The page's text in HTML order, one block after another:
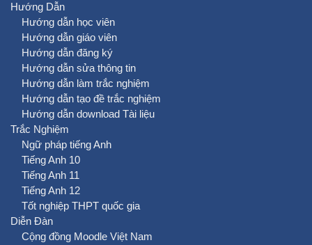
Hướng Dẫn
Hướng dẫn học viên
Hướng dẫn giáo viên
Hướng dẫn đăng ký
Hướng dẫn sửa thông tin
Hướng dẫn làm trắc nghiệm
Hướng dẫn tạo đề trắc nghiệm
Hướng dẫn download Tài liệu
Trắc Nghiệm
Ngữ pháp tiếng Anh
Tiếng Anh 10
Tiếng Anh 11
Tiếng Anh 12
Tốt nghiệp THPT quốc gia
Diễn Đàn
Cộng đồng Moodle Việt Nam